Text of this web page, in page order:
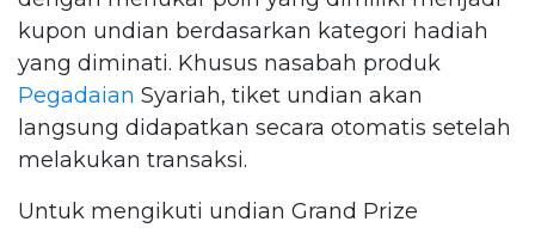
kupon undian berdasarkan kategori hadiah
yang diminati. Khusus nasabah produk
Pegadaian Syariah, tiket undian akan
langsung didapatkan secara otomatis setelah
melakukan transaksi.
Untuk mengikuti undian Grand Prize